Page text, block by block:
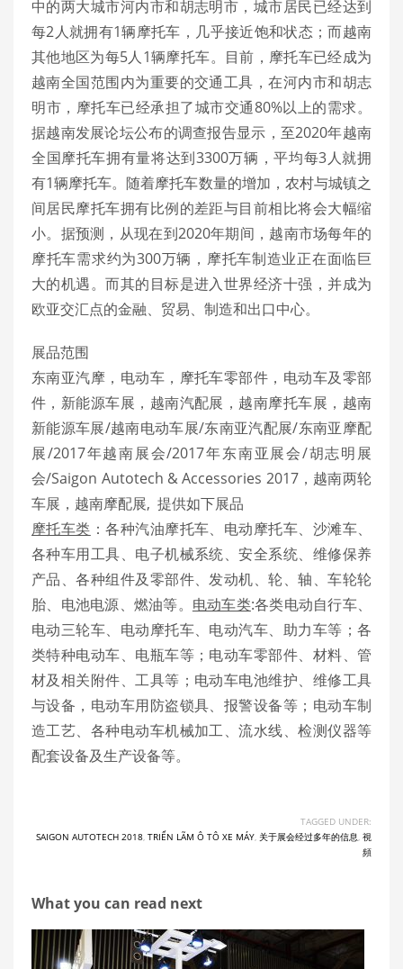
中的两大城市河内市和胡志明市，城市居民已经达到
每2人就拥有1辆摩托车，几乎接近饱和状态；而越南
其他地区为每5人1辆摩托车。目前，摩托车已经成为
越南全国范围内为重要的交通工具，在河内市和胡志
明市，摩托车已经承担了城市交通80%以上的需求。
据越南发展论坛公布的调查报告显示，至2020年越南
全国摩托车拥有量将达到3300万辆，平均每3人就拥
有1辆摩托车。随着摩托车数量的增加，农村与城镇之
间居民摩托车拥有比例的差距与目前相比将会大幅缩
小。据预测，从现在到2020年期间，越南市场每年的
摩托车需求约为300万辆，摩托车制造业正在面临巨
大的机遇。而其的目标是进入世界经济十强，并成为
欧亚交汇点的金融、贸易、制造和出口中心。
展品范围
东南亚汽摩，电动车，摩托车零部件，电动车及零部
件，新能源车展，越南汽配展，越南摩托车展，越南
新能源车展/越南电动车展/东南亚汽配展/东南亚摩配
展/2017年越南展会/2017年东南亚展会/胡志明展
会/Saigon Autotech & Accessories 2017，越南两轮
车展，越南摩配展, 提供如下展品
摩托车类 ：各种汽油摩托车、电动摩托车、沙滩车、
各种车用工具、电子机械系统、安全系统、维修保养
产品、各种组件及零部件、发动机、轮、轴、车轮轮
胎、电池电源、燃油等。 电动车类:各类电动自行车、
电动三轮车、电动摩托车、电动汽车、助力车等；各
类特种电动车、电瓶车等；电动车零部件、材料、管
材及相关附件、工具等；电动车电池维护、维修工具
与设备，电动车用防盗锁具、报警设备等；电动车制
造工艺、各种电动车机械加工、流水线、检测仪器等
配套设备及生产设备等。
TAGGED UNDER:
SAIGON AUTOTECH 2018 TRIỂN LÃM Ô TÔ XE MÁY 关于展会经过多年的信息 視
頻
What you can read next